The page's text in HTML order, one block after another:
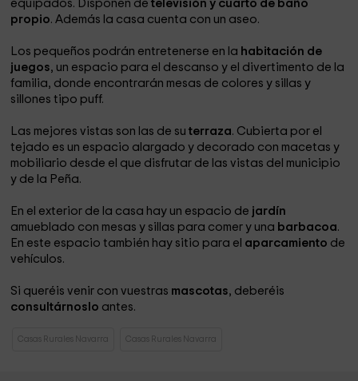
equipados. Disponen detelevisión y cuarto de baño
propio. Además la casa cuenta con un aseo.
Los pequeños podrán entretenerse en la habitación de
juegos, un espacio para el descanso y el divertimento de la
familia, donde encontrarán mesas de colores y sillas y
sillones tipo puff.
Las mejores vistas son las de suterraza. Cubierta por el
tejado es un espacio alargado y decorado con macetas y
mobiliario desde el que disfrutar de las vistas del municipio
y de la Peña.
En el exterior de la casa hay un espacio de jardín
amueblado con mesas y sillas para comer y una barbacoa.
En este espacio también hay sitio para el aparcamiento de
vehículos.
Si queréis venir con vuestras mascotas, deberéis
consultárnoslo antes.
Casas Rurales Navarra Casas Rurales Navarra